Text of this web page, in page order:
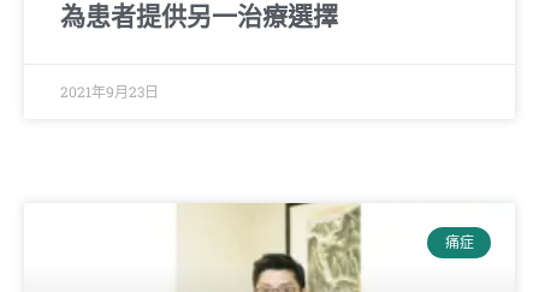
為患者提供另一治療選擇
2021年9月23日
痛症